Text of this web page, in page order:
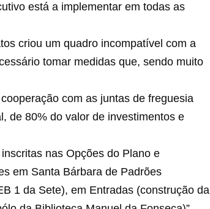
está a implementar em todas as
criou um quadro incompatível com a
tomar medidas que, sendo muito
com as juntas de freguesia
de 80% do valor de investimentos e
nas Opções do Plano e
em Santa Bárbara de Padrões
1 da Sete), em Entradas (construção da